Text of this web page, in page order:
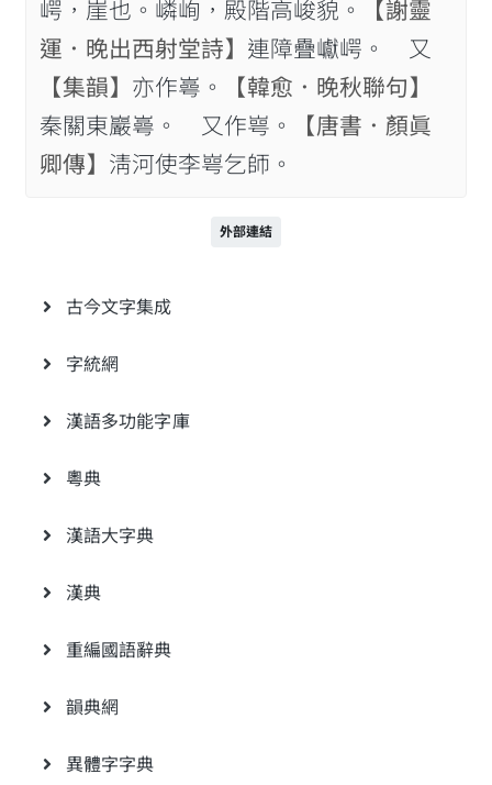
崿，崖也。嶙峋，殿階高峻貌。
【謝靈
運．晚出西射堂詩】 連障疊巘崿。 又
【集韻】 亦作㠋。
【韓愈．晚秋聯句】
秦關東巖㠋。 又作㟧。
【唐書．顏眞
卿傳】 淸河使李㟧乞師。
外部連結
古今文字集成
字統網
漢語多功能字庫
粵典
漢語大字典
漢典
重編國語辭典
韻典網
異體字字典